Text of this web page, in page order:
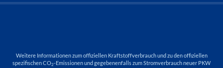
Weitere Informationen zum offiziellen Kraftstoffverbrauch und zu den offiziellen
spezifischen CO2-Emissionen und gegebenenfalls zum Stromverbrauch neuer PKW